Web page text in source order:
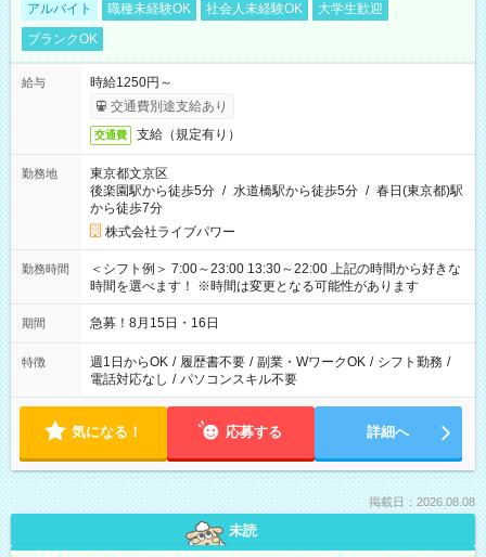
アルバイト 職種未経験OK 社会人未経験OK
大学生歓迎
ブランクOK
給与
時給1250円～
交通費別途支給あり
交通費 支給（規定有り）
勤務地
東京都文京区
後楽園駅から徒歩5分 / 水道橋駅から徒歩5分 / 春日(東京都)駅
から徒歩7分
株式会社ライブパワー
勤務時間
＜シフト例＞ 7:00～23:00 13:30～22:00 上記の時間から好きな
時間を選べます！ ※時間は変更となる可能性があります
期間 急募！8月15日・16日
特徴 週1日からOK / 履歴書不要 / 副業・WワークOK / シフト勤務 /
電話対応なし / パソコンスキル不要
気になる！ 応募する 詳細へ
掲載日：2026.08.08
未読